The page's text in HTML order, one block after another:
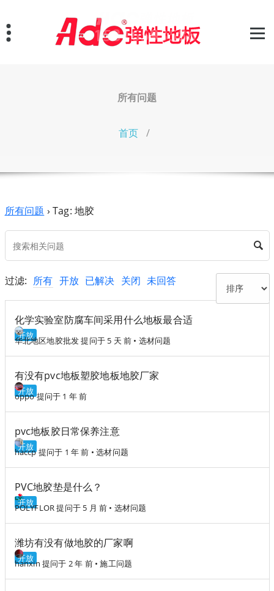
至
正
所有问题
首页 /
所有问题 › Tag: 地胶
过滤: 所有 开放 已解决 关闭 未回答
化学实验室防腐车间采用什么地板最合适
开放
华北地区地胶批发提问于 5 天 前 • 选材问题
有没有pvc地板塑胶地板地胶厂家
开放
oppo提问于 1 年 前
pvc地板胶日常保养注意
开放
haccp提问于 1 年 前 •选材问题
PVC地胶垫是什么？
开放
POLYFLOR提问于 5 月 前 • 选材问题
潍坊有没有做地胶的厂家啊
开放
hanxin 提问于 2 年 前•施工问题